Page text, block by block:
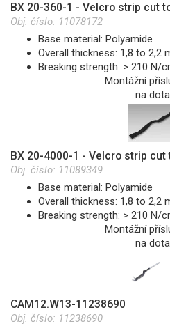
BX 20-360-1 - Velcro strip cut
Obj. číslo: 11078172
Base material: Polyamide
Overall thickness: 1,8 to 2,2
Breaking strength: > 210 N/
Montážní
na
BX 20-4000-1 - Velcro strip cut
Obj. číslo: 11089349
Base material: Polyamide
Overall thickness: 1,8 to 2,2
Breaking strength: > 210 N/
Montážní
na
CAM12.W13-11238690
Obj. číslo: 11238690